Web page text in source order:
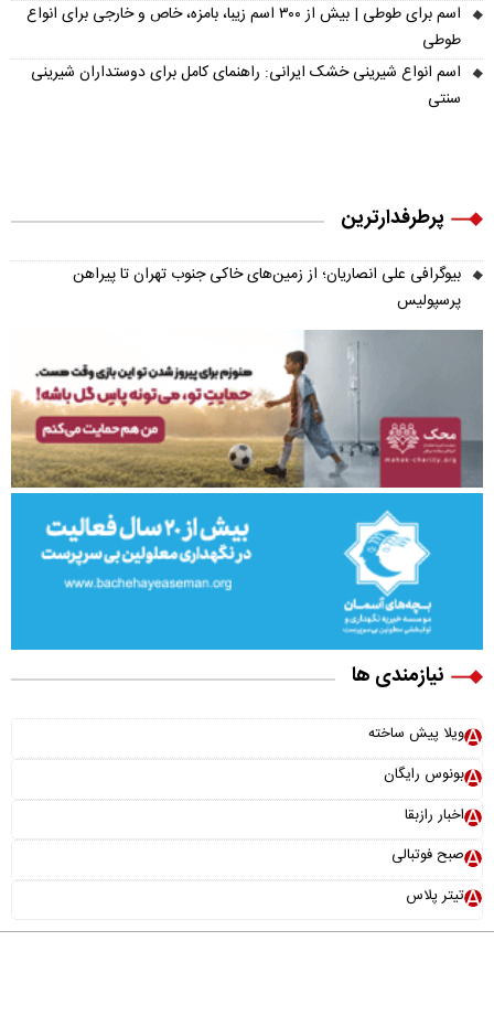
اسم برای طوطی | بیش از ۳۰۰ اسم زیبا، بامزه، خاص و خارجی برای انواع
طوطی
اسم انواع شیرینی خشک ایرانی: راهنمای کامل برای دوستداران شیرینی
سنتی
پرطرفدارترین
بیوگرافی علی انصاریان؛ از زمین‌های خاکی جنوب تهران تا پیراهن
پرسپولیس
نیازمندی ها
ویلا پیش ساخته
بونوس رایگان
اخبار رازبقا
صبح فوتبالی
تیتر پلاس